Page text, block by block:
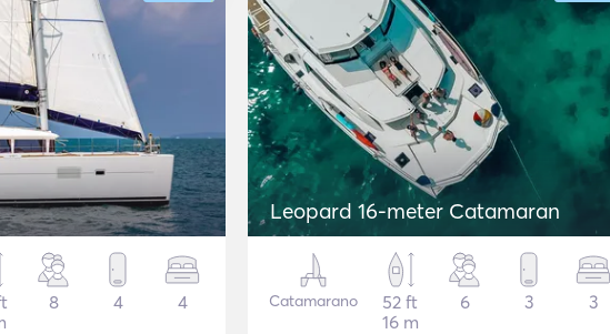
8 4 4
Leopard 16-meter Catamaran
Catamarano
52 ft
16 m
6 3 3